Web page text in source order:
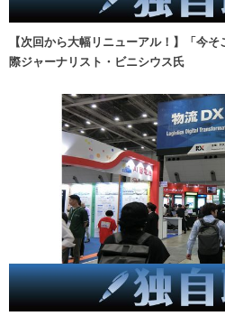
【次回から大幅リニューアル！】「今
際ジャーナリスト・ビニシウス氏